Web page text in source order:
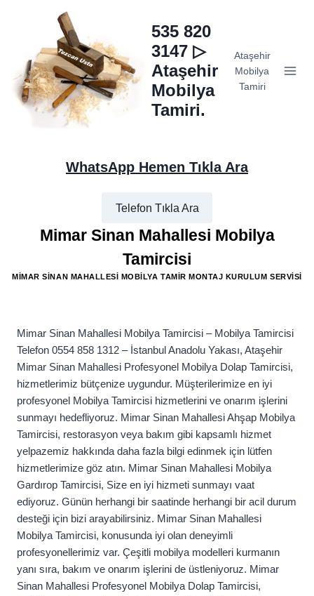
535 820
3147 ▷
Ataşehir
Mobilya
Tamiri.
Ataşehir
Mobilya
Tamiri
WhatsApp Hemen Tıkla Ara
Telefon Tıkla Ara
Mimar Sinan Mahallesi Mobilya
Tamircisi
MIMAR SINAN MAHALLESI MOBILYA TAMIR MONTAJ KURULUM SERVISI
Mimar Sinan Mahallesi Mobilya Tamircisi – Mobilya Tamircisi
Telefon 0554 858 1312 – İstanbul Anadolu Yakası, Ataşehir
Mimar Sinan Mahallesi Profesyonel Mobilya Dolap Tamircisi,
hizmetlerimiz bütçenize uygundur. Müşterilerimize en iyi
profesyonel Mobilya Tamircisi hizmetlerini ve onarım işlerini
sunmayı hedefliyoruz. Mimar Sinan Mahallesi Ahşap Mobilya
Tamircisi, restorasyon veya bakım gibi kapsamlı hizmet
yelpazemiz hakkında daha fazla bilgi edinmek için lütfen
hizmetlerimize göz atın. Mimar Sinan Mahallesi Mobilya
Gardırop Tamircisi, Size en iyi hizmeti sunmayı vaat
ediyoruz. Günün herhangi bir saatinde herhangi bir acil durum
desteği için bizi arayabilirsiniz. Mimar Sinan Mahallesi
Mobilya Tamircisi, konusunda iyi olan deneyimli
profesyonellerimiz var. Çeşitli mobilya modelleri kurmanın
yanı sıra, bakım ve onarım işlerini de üstleniyoruz. Mimar
Sinan Mahallesi Profesyonel Mobilya Dolap Tamircisi,